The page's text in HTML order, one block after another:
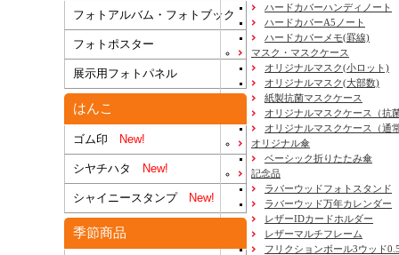
フォトアルバム・フォトブック
フォトポスター
展示用フォトパネル
はんこ
ゴム印 New!
シヤチハタ New!
シャイニースタンプNew!
季節商品
ハードカバーハンディノート
ハードカバーA5ノート
ハードカバーメモ(罫線)
マスク・マスクケース
オリジナルマスク(小ロット)
オリジナルマスク(大部数)
紙製抗菌マスクケース
オリジナルマスクケース（抗
オリジナルマスクケース（通
オリジナル傘
ベーシック折りたたみ傘
記念品
ラバーウッドフォトスタンド
ラバーウッド万年カレンダー
レザーIDカードホルダー
レザーマルチフレーム
フリクションボール3ウッド